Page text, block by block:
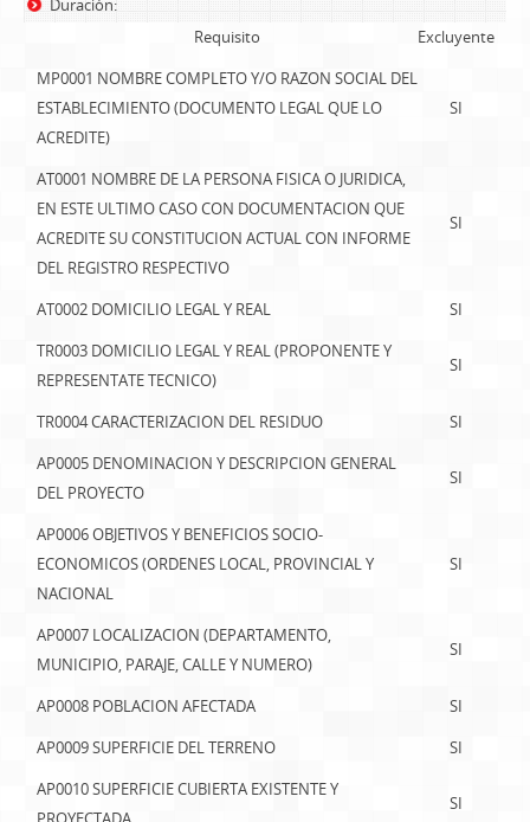
Duración:
Requisito
Excluyente
MP0001 NOMBRE COMPLETO Y/O RAZON SOCIAL DEL
ESTABLECIMIENTO (DOCUMENTO LEGAL QUE LO
ACREDITE)
SI
AT0001 NOMBRE DE LA PERSONA FISICA O JURIDICA,
EN ESTE ULTIMO CASO CON DOCUMENTACION QUE
ACREDITE SU CONSTITUCION ACTUAL CON INFORME
DEL REGISTRO RESPECTIVO
SI
AT0002 DOMICILIO LEGAL Y REAL
SI
TR0003 DOMICILIO LEGAL Y REAL (PROPONENTE Y
REPRESENTATE TECNICO)
SI
TR0004 CARACTERIZACION DEL RESIDUO
SI
AP0005 DENOMINACION Y DESCRIPCION GENERAL
DEL PROYECTO
SI
AP0006 OBJETIVOS Y BENEFICIOS SOCIO-
ECONOMICOS (ORDENES LOCAL, PROVINCIAL Y
NACIONAL
SI
AP0007 LOCALIZACION (DEPARTAMENTO,
MUNICIPIO, PARAJE, CALLE Y NUMERO)
SI
AP0008 POBLACION AFECTADA
SI
AP0009 SUPERFICIE DEL TERRENO
SI
AP0010 SUPERFICIE CUBIERTA EXISTENTE Y
SI